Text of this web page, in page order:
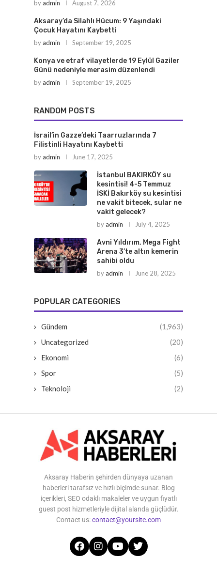
byadmin August 7, 2026
Aksaray’da Silahlı Hücum: 9 Yaşındaki
Çocuk Hayatını Kaybetti
byadmin September 19, 2025
Konya ve etraf vilayetlerde 19 Eylül Gaziler
Günü nedeniyle merasim düzenlendi
byadmin September 19, 2025
RANDOM POSTS
İsrail’in Gazze’deki Taarruzlarında 7
Filistinli Hayatını Kaybetti
byadmin June 17, 2025
İstanbul BAKIRKÖY su
kesintisi! 4-5 Temmuz
İSKİ Bakırköy su kesintisi
ne vakit bitecek, sular ne
vakit gelecek?
byadmin July 4, 2025
Avni Yıldırım, Mega Fight
Arena 3’te altın kemerin
sahibi oldu
byadmin June 28, 2025
POPULAR CATEGORIES
Gündem
(1,963)
Uncategorized
(20)
Ekonomi
(6)
Spor
(5)
Teknoloji
(2)
Aksaray Haberin şehirden dünyaya uzanan
haberleri tarafsız ve hızlı biçimde sunar. Blog
içerikleri, SEO odaklı makaleler ve uygun fiyatlı
guest post hizmetleriyle dijital alanda güçlüdür.
Contact us:contact@yoursite.com